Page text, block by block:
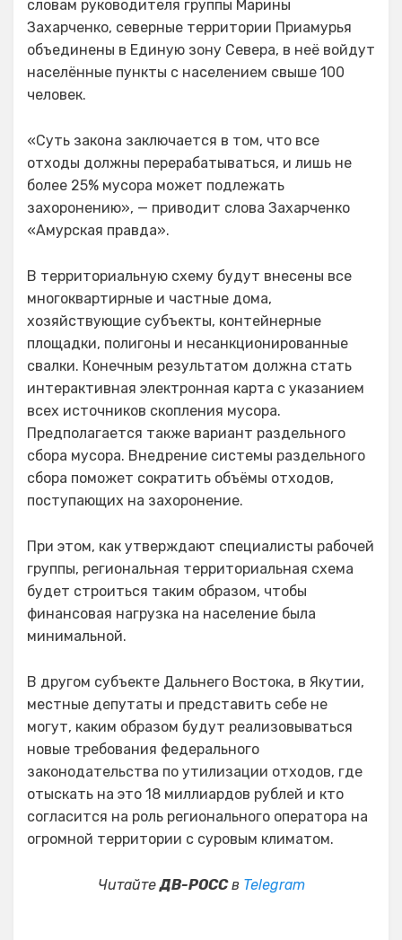
словам руководителя группы Марины
Захарченко, северные территории Приамурья
объединены в Единую зону Севера, в неё войдут
населённые пункты с населением свыше 100
человек.
«Суть закона заключается в том, что все
отходы должны перерабатываться, и лишь не
более 25% мусора может подлежать
захоронению», — приводит слова Захарченко
«Амурская правда».
В территориальную схему будут внесены все
многоквартирные и частные дома,
хозяйствующие субъекты, контейнерные
площадки, полигоны и несанкционированные
свалки. Конечным результатом должна стать
интерактивная электронная карта с указанием
всех источников скопления мусора.
Предполагается также вариант раздельного
сбора мусора. Внедрение системы раздельного
сбора поможет сократить объёмы отходов,
поступающих на захоронение.
При этом, как утверждают специалисты рабочей
группы, региональная территориальная схема
будет строиться таким образом, чтобы
финансовая нагрузка на население была
минимальной.
В другом субъекте Дальнего Востока, в Якутии,
местные депутаты и представить себе не
могут, каким образом будут реализовываться
новые требования федерального
законодательства по утилизации отходов, где
отыскать на это 18 миллиардов рублей и кто
согласится на роль регионального оператора на
огромной территории с суровым климатом.
ЧитайтеДВ-РОССв Telegram